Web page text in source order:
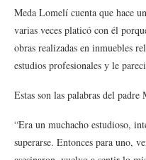
Meda Lomelí cuenta que hace
varias veces platicó con él
obras realizadas en inmuebles
estudios profesionales y le
Estas son las palabras del
“Era un muchacho estudioso,
superarse. Entonces para uno,